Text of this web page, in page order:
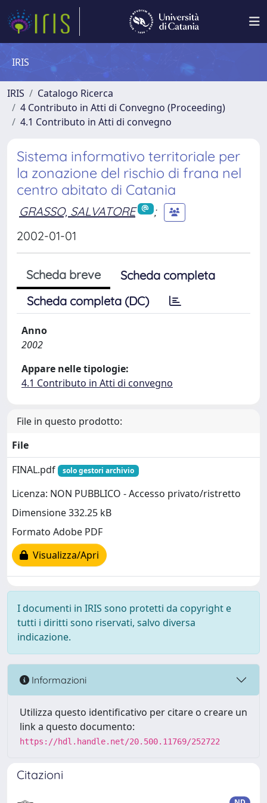
IRIS
IRIS
Catalogo Ricerca
4 Contributo in Atti di Convegno (Proceeding)
4.1 Contributo in Atti di convegno
Sistema informativo territoriale per
la zonazione del rischio di frana nel
centro abitato di Catania
GRASSO, SALVATORE
;
2002-01-01
Scheda breve
Scheda completa
Scheda completa (DC)
Anno
2002
Appare nelle tipologie:
4.1 Contributo in Atti di convegno
File in questo prodotto:
File
FINAL.pdf
solo gestori archivio
Licenza: NON PUBBLICO - Accesso privato/ristretto
Dimensione 332.25 kB
Formato Adobe PDF
Visualizza/Apri
I documenti in IRIS sono protetti da copyright e
tutti i diritti sono riservati, salvo diversa
indicazione.
Informazioni
Utilizza questo identificativo per citare o creare un
link a questo documento:
https://hdl.handle.net/20.500.11769/252722
Citazioni